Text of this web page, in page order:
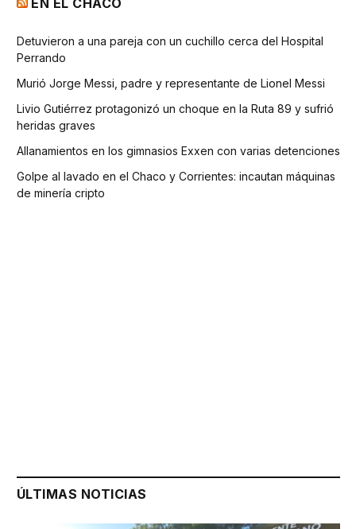
Detuvieron a una pareja con un cuchillo cerca del Hospital
Perrando
Murió Jorge Messi, padre y representante de Lionel Messi
Livio Gutiérrez protagonizó un choque en la Ruta 89 y sufrió
heridas graves
Allanamientos en los gimnasios Exxen con varias detenciones
Golpe al lavado en el Chaco y Corrientes: incautan máquinas
de minería cripto
ÚLTIMAS NOTICIAS